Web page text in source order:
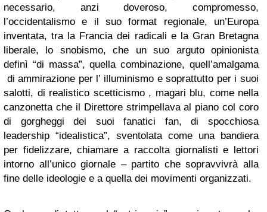
necessario, anzi doveroso, compromesso,
l’occidentalismo e il suo format regionale, un’Europa
inventata, tra la Francia dei radicali e la Gran Bretagna
liberale, lo snobismo, che un suo arguto opinionista
definì “di massa”, quella combinazione, quell’amalgama
di ammirazione per l’ illuminismo e soprattutto per i suoi
salotti, di realistico scetticismo , magari blu, come nella
canzonetta che il Direttore strimpellava al piano col coro
di gorgheggi dei suoi fanatici fan, di spocchiosa
leadership “idealistica”, sventolata come una bandiera
per fidelizzare, chiamare a raccolta giornalisti e lettori
intorno all’unico giornale – partito che sopravvivrà alla
fine delle ideologie e a quella dei movimenti organizzati.